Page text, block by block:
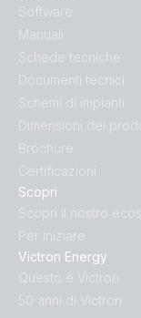
Scopri
Scopri il nostro
Per iniziare
Victron Energy
Questo è Victron
50 anni di Victron
Software
Manuali
Schede tecniche
Documenti tecnici
Schemi di impianti
Dimensioni dei
Brochure
Certificazioni